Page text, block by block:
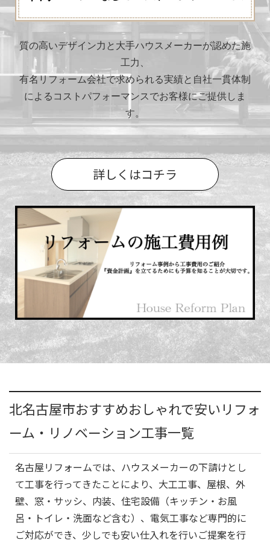
質の高いデザイン力と大手ハウスメーカーが認めた施
工力、
有名リフォーム会社で求められる実績と自社一貫体制
によるコストパフォーマンスでお客様にご提供しま
す。
詳しくはコチラ
北名古屋市おすすめおしゃれで安いリフォ
ーム・リノベーション工事一覧
名古屋リフォームでは、ハウスメーカーの下請けとし
て工事を行ってきたことにより、大工工事、屋根、外
壁、窓・サッシ、内装、住宅設備（キッチン・お風
呂・トイレ・洗面など含む）、電気工事など専門的に
ご対応ができ、少しでも安い仕入れを行いご提案を行